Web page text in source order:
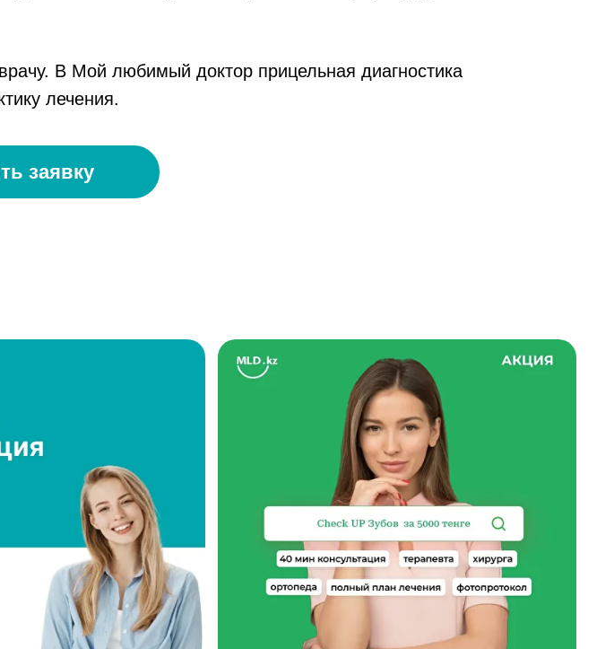
В Мой любимый доктор прицельная диагностика
лечения.
заявку